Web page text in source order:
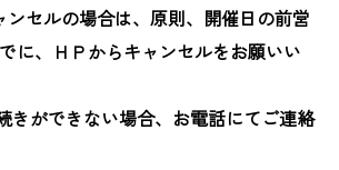
セルの場合は、原則、開催日の前営
に、ＨＰからキャンセルをお願いい
ができない場合、お電話にてご連絡